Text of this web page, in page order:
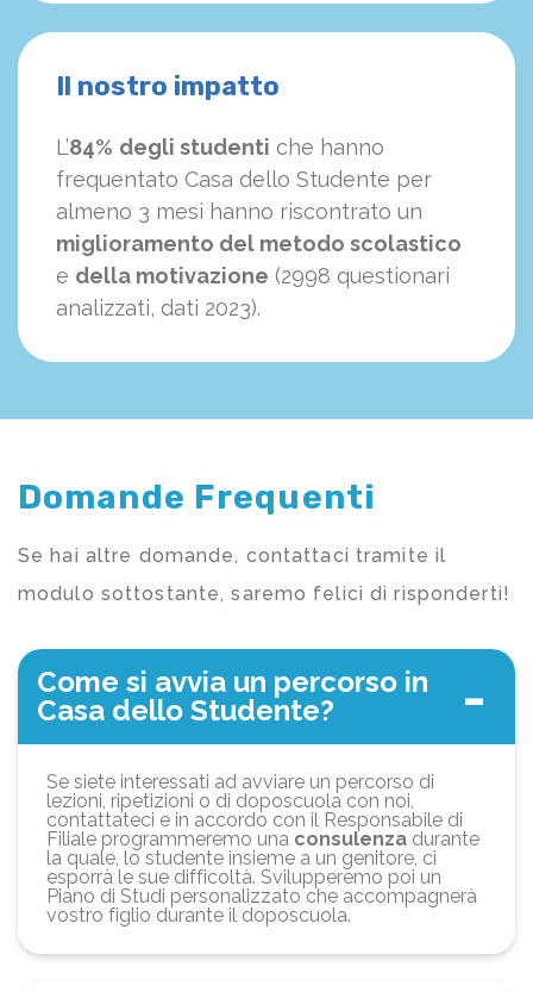
Il nostro impatto
L’84% degli studenti che hanno
frequentato Casa dello Studente per
almeno 3 mesi hanno riscontrato un
miglioramento del metodo scolastico
e della motivazione (2998 questionari
analizzati, dati 2023).
Domande Frequenti
Se hai altre domande, contattaci tramite il
modulo sottostante, saremo felici di risponderti!
Come si avvia un percorso in
Casa dello Studente?
Se siete interessati ad avviare un percorso di
lezioni, ripetizioni o di doposcuola con noi,
contattateci e in accordo con il Responsabile di
Filiale programmeremo una consulenza durante
la quale, lo studente insieme a un genitore, ci
esporrà le sue difficoltà. Svilupperemo poi un
Piano di Studi personalizzato che accompagnerà
vostro figlio durante il doposcuola.